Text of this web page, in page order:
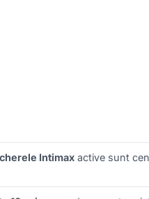
Intimax active sunt